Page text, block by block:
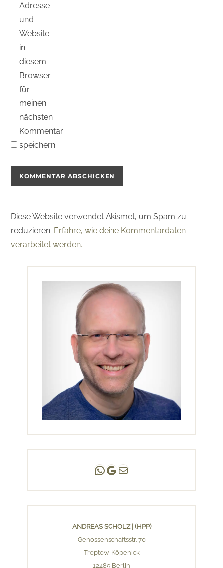
Adresse
und
Website
in
diesem
Browser
für
meinen
nächsten
Kommentar
speichern.
Diese Website verwendet Akismet, um Spam zu
reduzieren. Erfahre, wie deine Kommentardaten
verarbeitet werden.
Andreas Scholz | (HPP)
Praxis Adlershof
E-Mail an mich ...
ANDREAS SCHOLZ | (HPP)
Genossenschaftsstr. 70
Treptow-Köpenick
12489 Berlin